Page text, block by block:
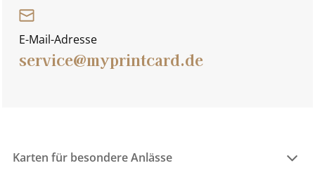
E-Mail-Adresse
service@myprintcard.de
Karten für besondere Anlässe